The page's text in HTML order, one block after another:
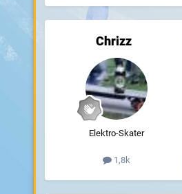
Chrizz
Elektro-Skater
1,8k